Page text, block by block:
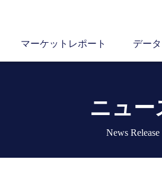
マーケットレポート デー
ニュー
News Release